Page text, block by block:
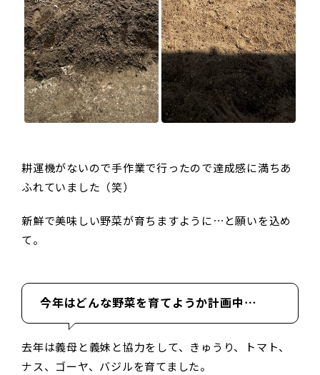
耕運機がないので手作業で行ったので達成感に満ちあ
ふれていました（笑）
新鮮で美味しい野菜が育ちますように⋯と願いを込め
て。
今年はどんな野菜を育てようか計画中⋯
去年は義母と義妹と協力をして、きゅうり、トマト、
ナス、ゴーヤ、バジルを育てました。